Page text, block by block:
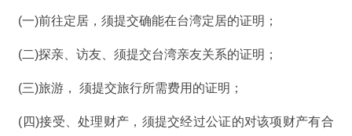
(一)前往定居，须提交确能在台湾定居的证明；
(二)探亲、访友、须提交台湾亲友关系的证明；
(三)旅游， 须提交旅行所需费用的证明；
(四)接受、处理财产，须提交经过公证的对该项财产有合